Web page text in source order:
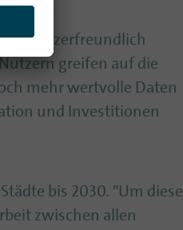
benutzerfreundlich
greifen auf die
mehr wertvolle Daten
und Investitionen
bis 2030. "Um diese
zwischen allen